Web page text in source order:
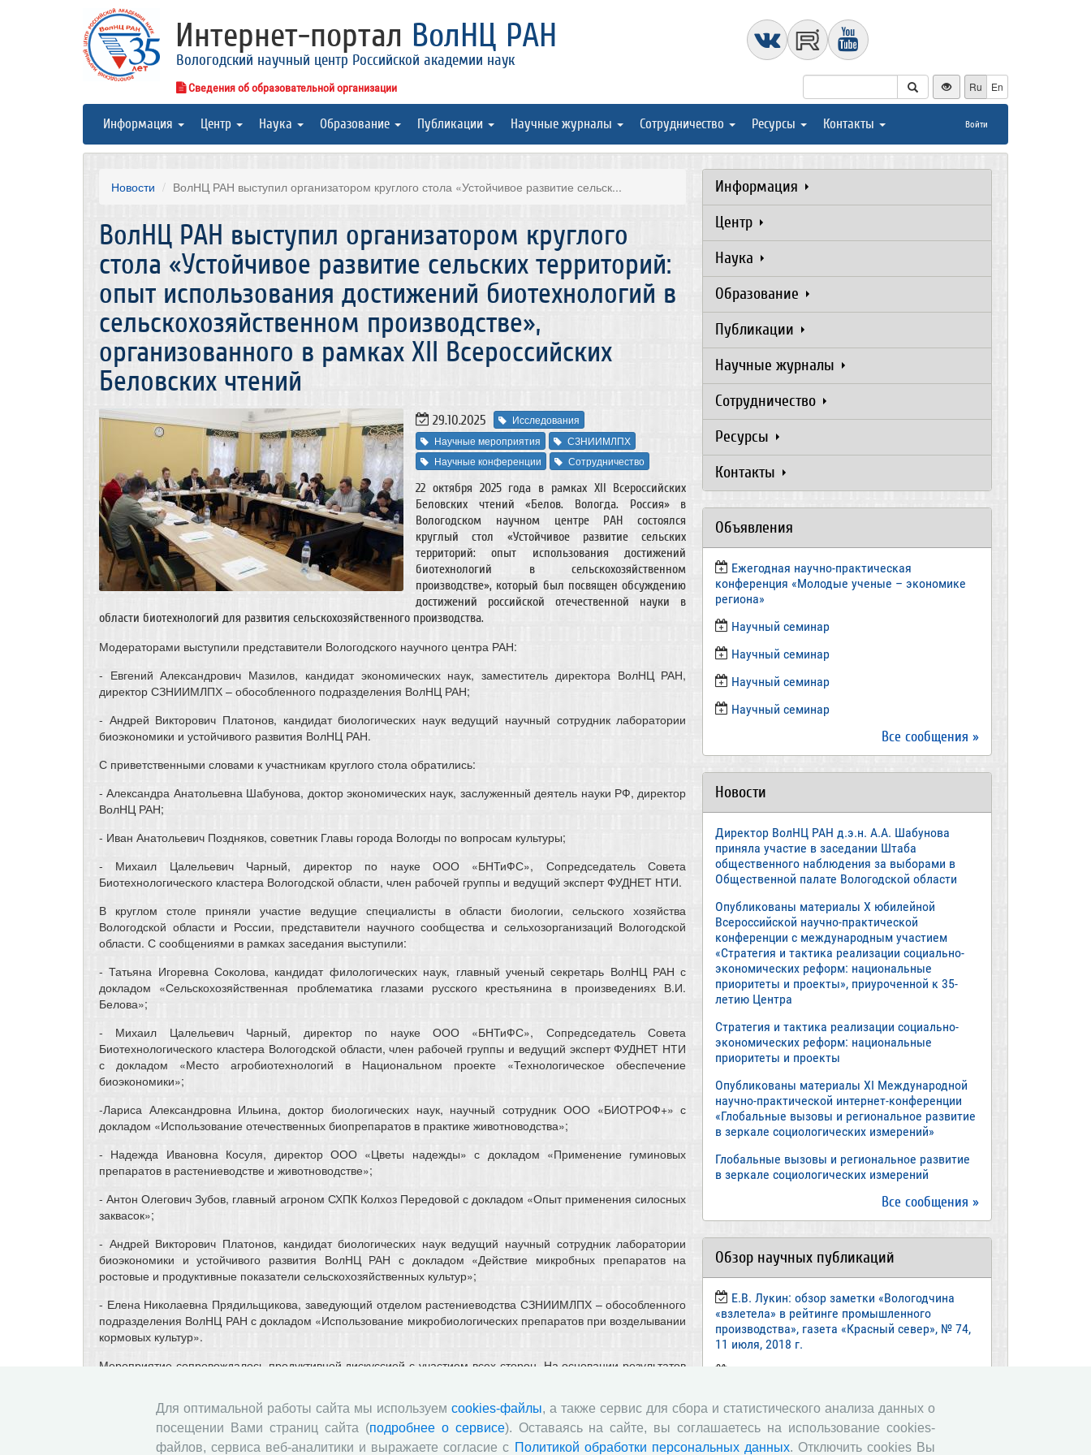
Интернет-портал ВолНЦ РАН
Вологодский научный центр Российской академии наук
Сведения об образовательной организации Ru En
Информация Центр Наука Образование Публикации Научные журналы Сотрудничество Ресурсы Контакты Войти
Новости ВолНЦ РАН выступил организатором круглого стола «Устойчивое развитие сельск...
ВолНЦ РАН выступил организатором круглого
стола «Устойчивое развитие сельских территорий:
опыт использования достижений биотехнологий в
сельскохозяйственном производстве»,
организованного в рамках XII Всероссийских
Беловских чтений
29.10.2025
Исследования
Научные мероприятия
СЗНИИМЛПХ
Научные конференции
Сотрудничество
22 октября 2025 года в рамках XII Всероссийских
Беловских чтений «Белов. Вологда. Россия» в
Вологодском научном центре РАН состоялся
круглый стол «Устойчивое развитие сельских
территорий: опыт использования достижений
биотехнологий в сельскохозяйственном
производстве», который был посвящен обсуждению
достижений российской отечественной науки в
области биотехнологий для развития сельскохозяйственного производства.
Модераторами выступили представители Вологодского научного центра РАН:
- Евгений Александрович Мазилов, кандидат экономических наук, заместитель директора ВолНЦ РАН,
директор СЗНИИМЛПХ – обособленного подразделения ВолНЦ РАН;
- Андрей Викторович Платонов, кандидат биологических наук ведущий научный сотрудник лаборатории
биоэкономики и устойчивого развития ВолНЦ РАН.
С приветственными словами к участникам круглого стола обратились:
- Александра Анатольевна Шабунова, доктор экономических наук, заслуженный деятель науки РФ, директор
ВолНЦ РАН;
- Иван Анатольевич Поздняков, советник Главы города Вологды по вопросам культуры;
- Михаил Цалельевич Чарный, директор по науке ООО «БНТиФС», Сопредседатель Совета
Биотехнологического кластера Вологодской области, член рабочей группы и ведущий эксперт ФУДНЕТ НТИ.
В круглом столе приняли участие ведущие специалисты в области биологии, сельского хозяйства
Вологодской области и России, представители научного сообщества и сельхозорганизаций Вологодской
области. С сообщениями в рамках заседания выступили:
- Татьяна Игоревна Соколова, кандидат филологических наук, главный ученый секретарь ВолНЦ РАН с
докладом «Сельскохозяйственная проблематика глазами русского крестьянина в произведениях В.И.
Белова»;
- Михаил Цалельевич Чарный, директор по науке ООО «БНТиФС», Сопредседатель Совета
Биотехнологического кластера Вологодской области, член рабочей группы и ведущий эксперт ФУДНЕТ НТИ
с докладом «Место агробиотехнологий в Национальном проекте «Технологическое обеспечение
биоэкономики»;
-Лариса Александровна Ильина, доктор биологических наук, научный сотрудник ООО «БИОТРОФ+» с
докладом «Использование отечественных биопрепаратов в практике животноводства»;
- Надежда Ивановна Косуля, директор ООО «Цветы надежды» с докладом «Применение гуминовых
препаратов в растениеводстве и животноводстве»;
- Антон Олегович Зубов, главный агроном СХПК Колхоз Передовой с докладом «Опыт применения силосных
заквасок»;
- Андрей Викторович Платонов, кандидат биологических наук ведущий научный сотрудник лаборатории
биоэкономики и устойчивого развития ВолНЦ РАН с докладом «Действие микробных препаратов на
ростовые и продуктивные показатели сельскохозяйственных культур»;
- Елена Николаевна Прядильщикова, заведующий отделом растениеводства СЗНИИМЛПХ – обособленного
подразделения ВолНЦ РАН с докладом «Использование микробиологических препаратов при возделывании
кормовых культур».
Мероприятие сопровождалось продуктивной дискуссией с участием всех сторон. На основании результатов
Прикрепленные изображения
Информация
Центр
Наука
Образование
Публикации
Научные журналы
Сотрудничество
Ресурсы
Контакты
Объявления
Ежегодная научно-практическая
конференция «Молодые ученые – экономике
региона»
​Научный семинар
​Научный семинар
Научный семинар
​Научный семинар
Все сообщения »
Новости
Директор ВолНЦ РАН д.э.н. А.А. Шабунова
приняла участие в заседании Штаба
общественного наблюдения за выборами в
Общественной палате Вологодской области
Опубликованы материалы X юбилейной
Всероссийской научно-практической
конференции с международным участием
«Стратегия и тактика реализации социально-
экономических реформ: национальные
приоритеты и проекты», приуроченной к 35-
летию Центра
Стратегия и тактика реализации социально-
экономических реформ: национальные
приоритеты и проекты
Опубликованы материалы XI Международной
научно-практической интернет-конференции
«Глобальные вызовы и региональное развитие
в зеркале социологических измерений»
Глобальные вызовы и региональное развитие
в зеркале социологических измерений
Все сообщения »
Обзор научных публикаций
Е.В. Лукин: обзор заметки «Вологодчина
«взлетела» в рейтинге промышленного
производства», газета «Красный север», № 74,
11 июля, 2018 г.
«Известия», №88, 2018 г.
В.Н. Барсуков: обзор статьи «Повышение
пенсионного возраста: позитивные эффекты и
Для оптимальной работы сайта мы используем cookies-файлы, а также сервис для сбора и статистического анализа данных о
посещении Вами страниц сайта (подробнее о сервисе). Оставаясь на сайте, вы соглашаетесь на использование cookies-
файлов, сервиса веб-аналитики и выражаете согласие с Политикой обработки персональных данных. Отключить cookies Вы